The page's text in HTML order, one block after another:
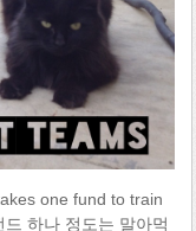
one fund to train
하나 정도는 말아먹